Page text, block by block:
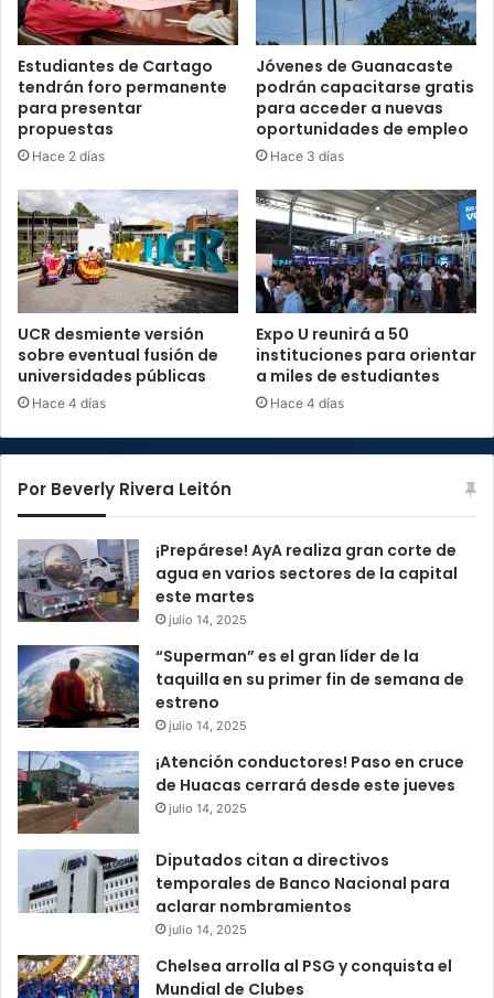
Estudiantes de Cartago
tendrán foro permanente
para presentar
propuestas
Hace 2 días
Jóvenes de Guanacaste
podrán capacitarse gratis
para acceder a nuevas
oportunidades de empleo
Hace 3 días
UCR desmiente versión
sobre eventual fusión de
universidades públicas
Hace 4 días
Expo U reunirá a 50
instituciones para orientar
a miles de estudiantes
Hace 4 días
Por Beverly Rivera Leitón
¡Prepárese! AyA realiza gran corte de
agua en varios sectores de la capital
este martes
julio 14, 2025
“Superman” es el gran líder de la
taquilla en su primer fin de semana de
estreno
julio 14, 2025
¡Atención conductores! Paso en cruce
de Huacas cerrará desde este jueves
julio 14, 2025
Diputados citan a directivos
temporales de Banco Nacional para
aclarar nombramientos
julio 14, 2025
Chelsea arrolla al PSG y conquista el
Mundial de Clubes